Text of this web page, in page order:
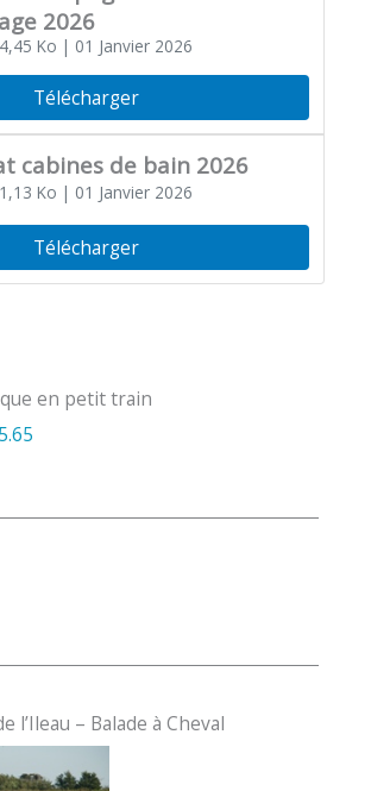
2026
Ko | 01 Janvier 2026
Télécharger
cabines de bain 2026
Ko | 01 Janvier 2026
Télécharger
en petit train
l’Ileau – Balade à Cheval